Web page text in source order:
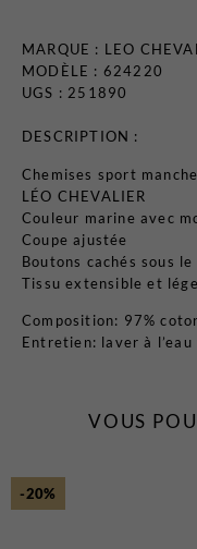
MARQUE : LEO
MODÈLE : 624220
UGS : 251890
DESCRIPTION :
Chemises sport
LÉO CHEVALIER
Couleur marine avec
Coupe ajustée
Boutons cachés sous
Tissu extensible et
Composition: 97%
Entretien: laver à
VOUS
-20%